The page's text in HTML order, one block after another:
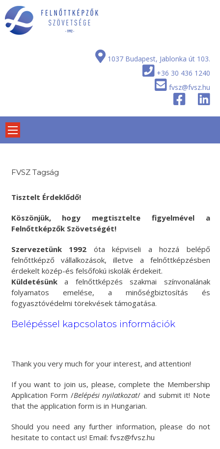
Skip
to
content
1037 Budapest, Jablonka út 103.
+36 30 436 1240
fvsz@fvsz.hu
FVSZ Tagság
Tisztelt Érdeklődő!
Köszönjük, hogy megtisztelte figyelmével a
Felnőttképzők Szövetségét!
Szervezetünk 1992 óta képviseli a hozzá belépő
felnőttképző vállalkozások, illetve a felnőttképzésben
érdekelt közép-és felsőfokú iskolák érdekeit.
Küldetésünka felnőttképzés szakmai színvonalának
folyamatos emelése, a minőségbiztosítás és
fogyasztóvédelmi törekvések támogatása.
Belépéssel kapcsolatos információk
Thank you very much for your interest, and attention!
If you want to join us, please, complete the Membership
Application Form /Belépési nyilatkozat/ and submit it! Note
that the application form is in Hungarian.
Should you need any further information, please do not
hesitate to contact us! Email: fvsz@fvsz.hu